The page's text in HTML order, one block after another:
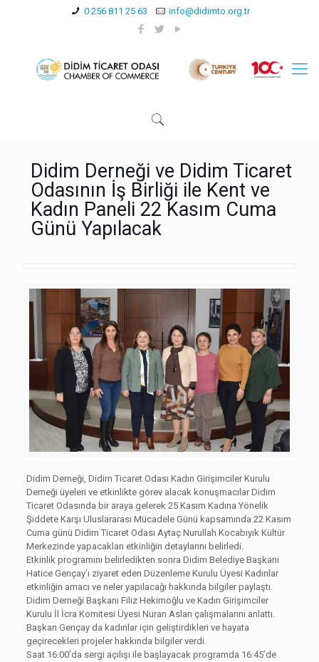
0 256 811 25 63 info@didimto.org.tr
Didim Derneği ve Didim Ticaret
Odasının İş Birliği ile Kent ve
Kadın Paneli 22 Kasım Cuma
Günü Yapılacak
Didim Derneği, Didim Ticaret Odası Kadın Girişimciler Kurulu
Derneği üyeleri ve etkinlikte görev alacak konuşmacılar Didim
Ticaret Odasında bir araya gelerek 25 Kasım Kadına Yönelik
Şiddete Karşı Uluslararası Mücadele Günü kapsamında 22 Kasım
Cuma günü Didim Ticaret Odası Aytaç Nurullah Kocabıyık Kültür
Merkezinde yapacakları etkinliğin detaylarını belirledi.
Etkinlik programını belirledikten sonra Didim Belediye Başkanı
Hatice Gençay’ı ziyaret eden Düzenleme Kurulu Üyesi Kadınlar
etkinliğin amacı ve neler yapılacağı hakkında bilgiler paylaştı.
Didim Derneği Başkanı Filiz Hekimoğlu ve Kadın Girişimciler
Kurulu İl İcra Komitesi Üyesi Nuran Aslan çalışmalarını anlattı.
Başkan Gençay da kadınlar için geliştirdikleri ve hayata
geçirecekleri projeler hakkında bilgiler verdi.
Saat 16:00’da sergi açılışı ile başlayacak programda 16:45’de